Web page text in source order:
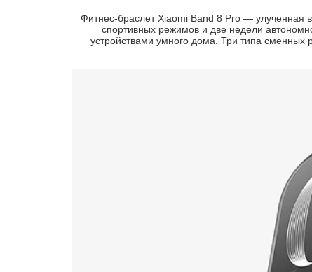
Фитнес-браслет Xiaomi Band 8 Pro — улученная
спортивных режимов и две недели
устройствами умного дома. Три типа сменных